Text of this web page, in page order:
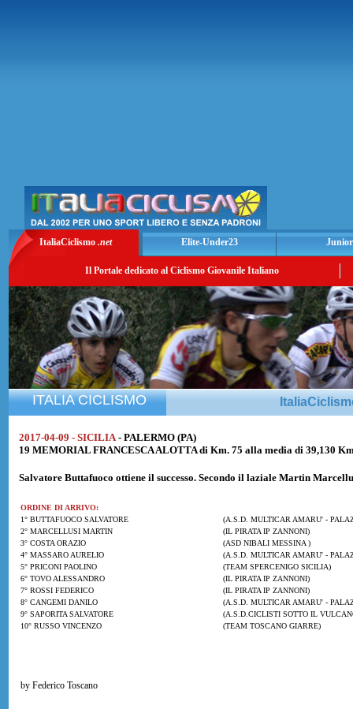
ItaliaCiclismo .net Elite-Under23
Il Portale dedicato al Ciclismo Giovanile Italiano
ITALIA CICLISMO
2017-04-09 - SICILIA - PALERMO (PA)
19 MEMORIAL FRANCESCA ALOTTA di Km. 75 alla media di 39,130
Salvatore Buttafuoco ottiene il successo. Secondo il laziale Martin
ORDINE DI ARRIVO:
1° BUTTAFUOCO SALVATORE
(A.S.D. MULTICAR AMARU' -
2° MARCELLUSI MARTIN
(IL PIRATA IP ZANNONI)
3° COSTA ORAZIO
(ASD NIBALI MESSINA )
4° MASSARO AURELIO
(A.S.D. MULTICAR AMARU' -
5° PRICONI PAOLINO
(TEAM SPERCENIGO SICILIA)
6° TOVO ALESSANDRO
(IL PIRATA IP ZANNONI)
7° ROSSI FEDERICO
(IL PIRATA IP ZANNONI)
8° CANGEMI DANILO
(A.S.D. MULTICAR AMARU' -
9° SAPORITA SALVATORE
(A.S.D.CICLISTI SOTTO IL
10° RUSSO VINCENZO
(TEAM TOSCANO GIARRE)
by Federico Toscano